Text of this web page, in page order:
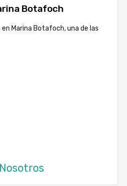
Botafoch
Marina Botafoch, una de las